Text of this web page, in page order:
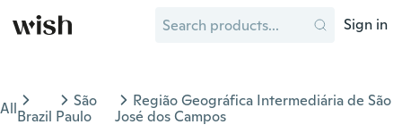
Sign in
AllBrazil
São
Paulo
Região Geográfica Intermediária de São
José dos Campos